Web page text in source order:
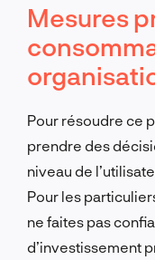
Mesures
Pour résoudre ce
prendre des
niveau de
Pour les
ne faites pas
d’investissement